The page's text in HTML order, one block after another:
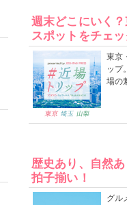
週末どこにいく
スポットをチェッ
東京
ップ
場の
歴史あり、自然
拍子揃い！
グル